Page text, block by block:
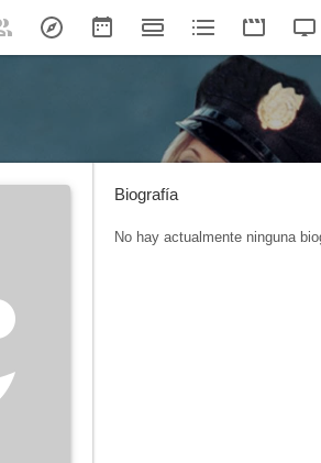
Biografía
No hay actualmente ninguna